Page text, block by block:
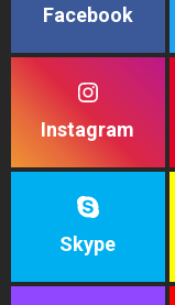
Facebook
Instagram
Skype